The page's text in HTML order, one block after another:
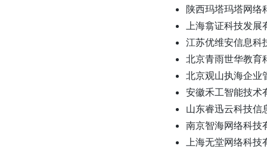
陕西玛塔玛塔网络
上海翕证科技发展
江苏优维安信息科
北京青雨世华教育
北京观山执海企业
安徽禾工智能技术
山东睿迅云科技信
南京智海网络科技
上海无堂网络科技